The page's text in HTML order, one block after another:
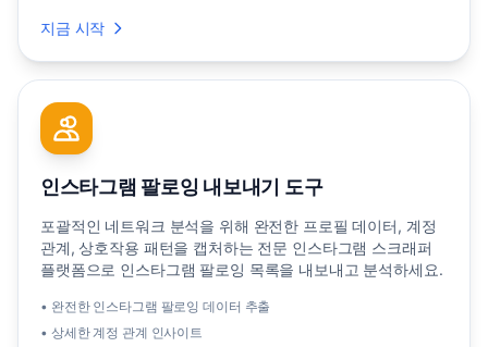
지금 시작
인스타그램 팔로잉 내보내기 도구
포괄적인 네트워크 분석을 위해 완전한 프로필 데이터, 계정
관계, 상호작용 패턴을 캡처하는 전문 인스타그램 스크래퍼
플랫폼으로 인스타그램 팔로잉 목록을 내보내고 분석하세요.
• 완전한 인스타그램 팔로잉 데이터 추출
• 상세한 계정 관계 인사이트